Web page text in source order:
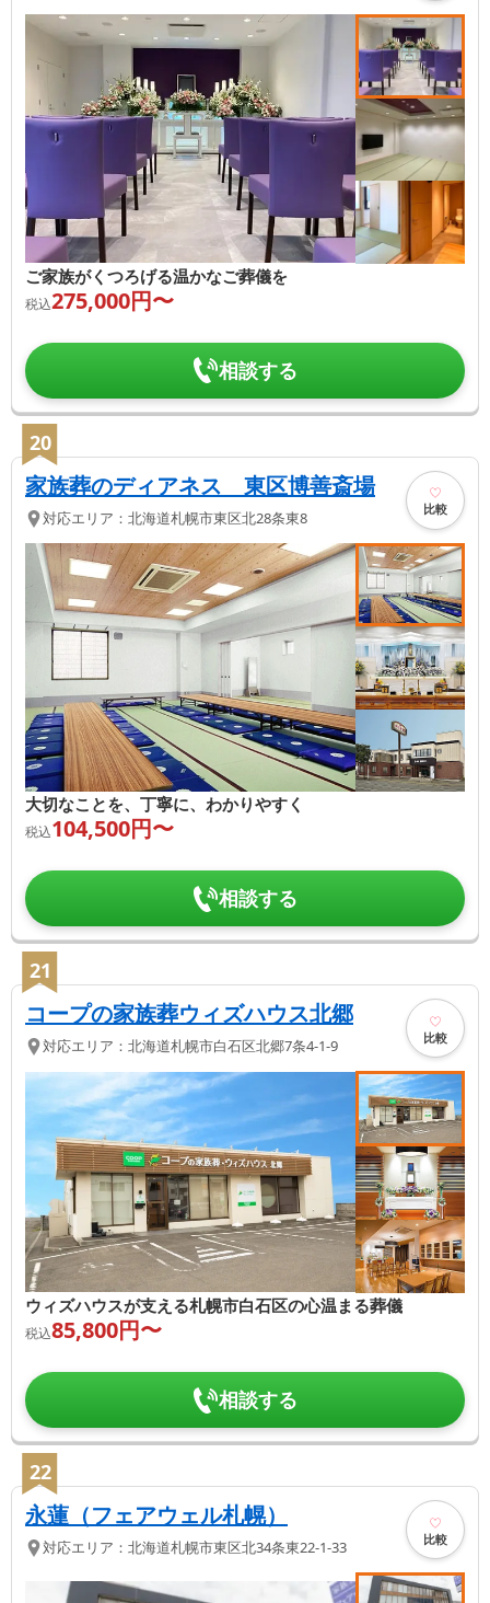
ご家族がくつろげる温かなご葬儀を
税込275,000円〜
相談する
20
家族葬のディアネス 東区博善斎場
対応エリア： 北海道札幌市東区北28条東8 比較
大切なことを、丁寧に、わかりやすく
税込104,500円〜
相談する
21
コープの家族葬ウィズハウス北郷
対応エリア： 北海道札幌市白石区北郷7条4-1-9 比較
ウィズハウスが支える札幌市白石区の心温まる葬儀
税込85,800円〜
相談する
22
永蓮（フェアウェル札幌）
対応エリア： 北海道札幌市東区北34条東22-1-33 比較